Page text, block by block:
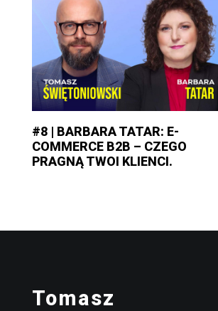
#8 | BARBARA TATAR: E-
COMMERCE B2B – CZEGO
PRAGNĄ TWOI KLIENCI.
Tomasz